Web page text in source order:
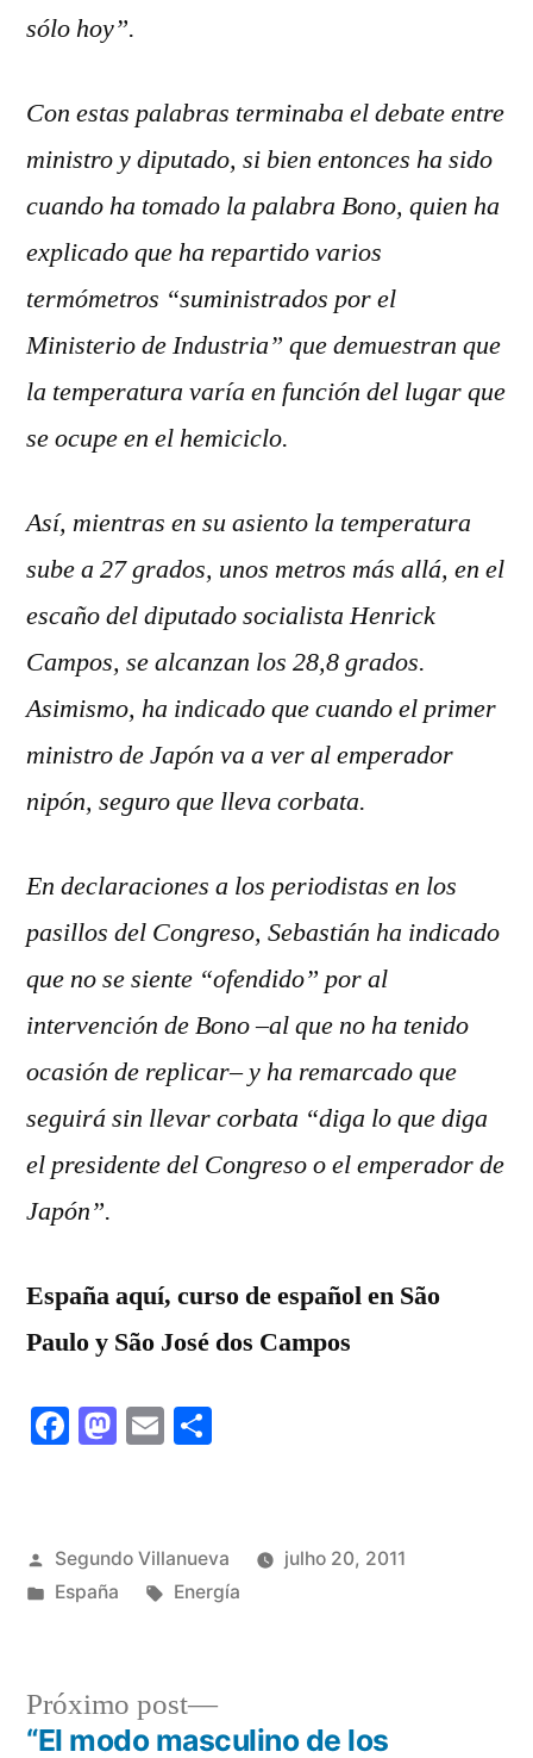
sólo hoy”.
Con estas palabras terminaba el debate entre
ministro y diputado, si bien entonces ha sido
cuando ha tomado la palabra Bono, quien ha
explicado que ha repartido varios
termómetros “suministrados por el
Ministerio de Industria” que demuestran que
la temperatura varía en función del lugar que
se ocupe en el hemiciclo.
Así, mientras en su asiento la temperatura
sube a 27 grados, unos metros más allá, en el
escaño del diputado socialista Henrick
Campos, se alcanzan los 28,8 grados.
Asimismo, ha indicado que cuando el primer
ministro de Japón va a ver al emperador
nipón, seguro que lleva corbata.
En declaraciones a los periodistas en los
pasillos del Congreso, Sebastián ha indicado
que no se siente “ofendido” por al
intervención de Bono –al que no ha tenido
ocasión de replicar– y ha remarcado que
seguirá sin llevar corbata “diga lo que diga
el presidente del Congreso o el emperador de
Japón”.
España aquí, curso de español en São
Paulo y São José dos Campos
Facebook
Mastodon
Email
Publicado
por
Segundo Villanueva
julho 20, 2011
Publicado
España Tags:
Energía
Próximo post
Próximo
post:
“El modo masculino de los